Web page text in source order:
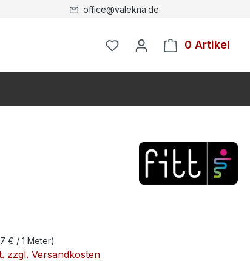
office@valekna.de
0 Artikel
€ / 1 Meter)
zzgl. Versandkosten